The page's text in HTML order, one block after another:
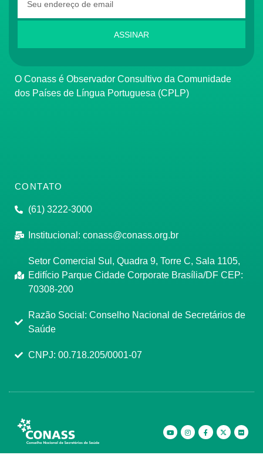
ASSINAR
O Conass é Observador Consultivo da Comunidade
dos Países de Língua Portuguesa (CPLP)
CONTATO
(61) 3222-3000
Institucional: conass@conass.org.br
Setor Comercial Sul, Quadra 9, Torre C, Sala 1105,
Edifício Parque Cidade Corporate Brasília/DF CEP:
70308-200
Razão Social: Conselho Nacional de Secretários de
Saúde
CNPJ: 00.718.205/0001-07